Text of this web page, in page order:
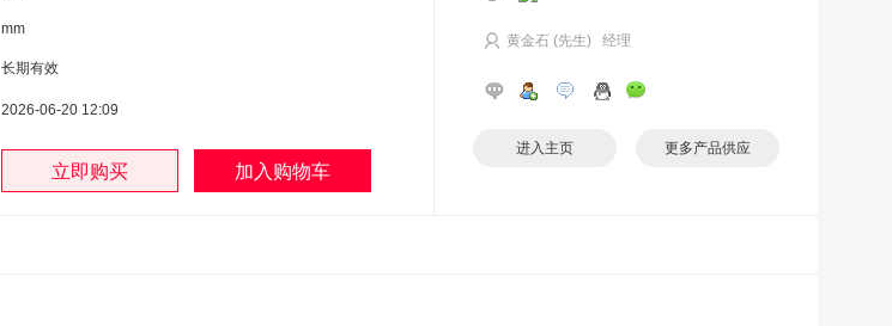
mm
长期有效
2026-06-20 12:09
黄金石 (先生) 经理
进入主页 更多产品供应